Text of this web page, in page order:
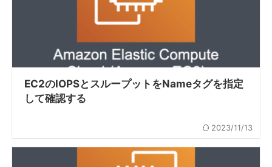
EC2のIOPSとスループットをNameタグを指定
して確認する
2023/11/13